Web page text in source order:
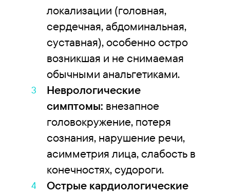
локализации (головная,
сердечная, абдоминальная,
суставная), особенно остро
возникшая и не снимаемая
обычными анальгетиками.
Неврологические
симптомы: внезапное
головокружение, потеря
сознания, нарушение речи,
асимметрия лица, слабость в
конечностях, судороги.
Острые кардиологические